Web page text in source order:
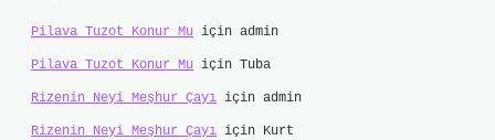
Pilava Tuzot Konur Mu için admin
Pilava Tuzot Konur Mu için Tuba
Rizenin Neyi Meşhur Çayı için admin
Rizenin Neyi Meşhur Çayı için Kurt